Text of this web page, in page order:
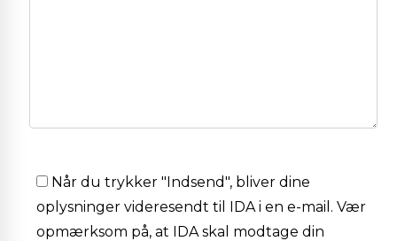
Når du trykker "Indsend", bliver dine
oplysninger videresendt til IDA i en e-mail. Vær
opmærksom på, at IDA skal modtage din